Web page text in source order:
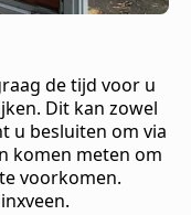
de tijd voor u
Dit kan zowel
u besluiten om via
komen meten om
voorkomen.